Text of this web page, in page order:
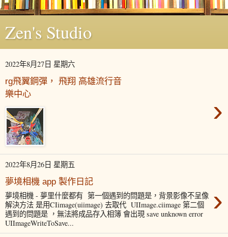
Zen's Studio
2022年8月27日 星期六
rg飛翼鋼彈， 飛翔 高雄流行音
樂中心
›
2022年8月26日 星期五
夢境相機 app 製作日記
›
夢境相機 - 夢里什麼都有 第一個遇到的問題是，背景影像不呈像
解決方法 是用CIimage(uiimage) 去取代 UIImage.ciimage 第二個
遇到的問題是 ，無法將成品存入相簿 會出現 save unknown error
UIImageWriteToSave...